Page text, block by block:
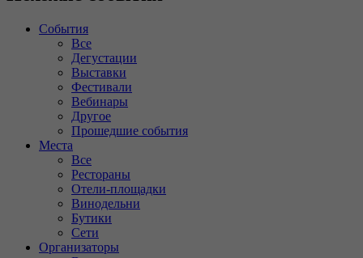
События
Все
Дегустации
Выставки
Фестивали
Вебинары
Другое
Прошедшие события
Места
Все
Рестораны
Отели-площадки
Винодельни
Бутики
Сети
Организаторы